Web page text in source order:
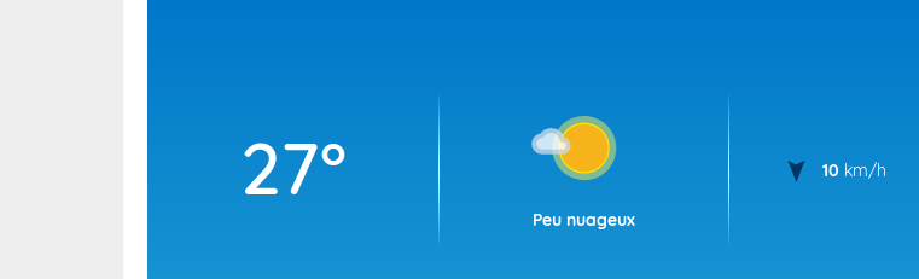
27°
Peu nuageux
10 km/h